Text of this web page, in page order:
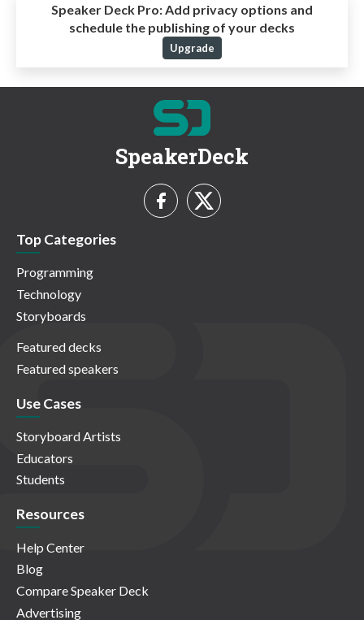
Speaker Deck Pro:Add privacy options and
schedule the publishing of your decks
Upgrade
SpeakerDeck
Top Categories
Programming
Technology
Storyboards
Featured decks
Featured speakers
Use Cases
Storyboard Artists
Educators
Students
Resources
Help Center
Blog
Compare Speaker Deck
Advertising